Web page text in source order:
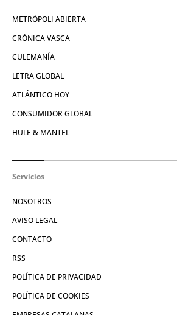
METRÓPOLI ABIERTA
CRÓNICA VASCA
CULEMANÍA
LETRA GLOBAL
ATLÁNTICO HOY
CONSUMIDOR GLOBAL
HULE & MANTEL
Servicios
NOSOTROS
AVISO LEGAL
CONTACTO
RSS
POLÍTICA DE PRIVACIDAD
POLÍTICA DE COOKIES